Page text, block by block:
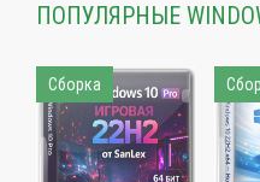
ПОПУЛЯРНЫЕ
Сборка